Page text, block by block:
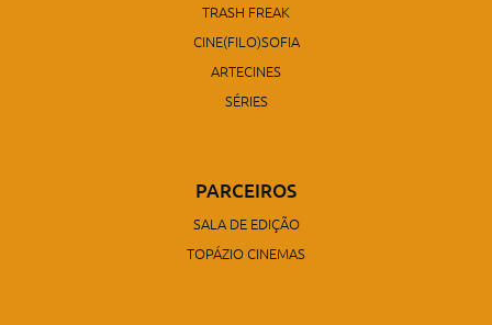
TRASH FREAK
CINE(FILO)SOFIA
ARTECINES
SÉRIES
PARCEIROS
SALA DE EDIÇÃO
TOPÁZIO CINEMAS